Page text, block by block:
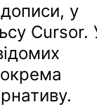
у